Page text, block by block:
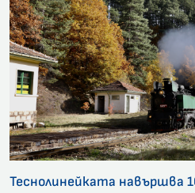
Теснолинейката навършва